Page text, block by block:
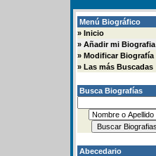
Menú Biográfico
» Inicio
» Añadir mi Biografia
» Modificar Biografía
» Las más Buscadas
Busca Biografías
Abecedario